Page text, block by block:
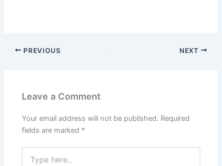
PREVIOUS NEXT
Leave a Comment
Your email address will not be published. Required
fields are marked *
here..